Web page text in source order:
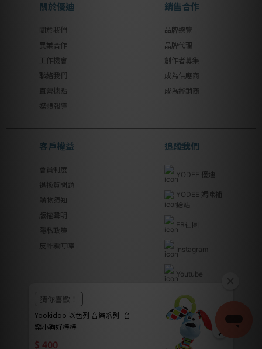
關於優迪
關於我們
異業合作
工作機會
聯絡我們
直營據點
媒體報導
銷售合作
品牌總覽
品牌代理
創作者募集
成為供應商
成為經銷商
客戶權益
會員制度
退換貨問題
購物須知
版權聲明
隱私政策
反詐騙叮嚀
追蹤我們
YODEE 優迪
YODEE 媽咪補
給站
FB社團
Instagram
Youtube
Line@
優迪國際股份有限公司 | YODEE INTERNATIONAL CO., LTD